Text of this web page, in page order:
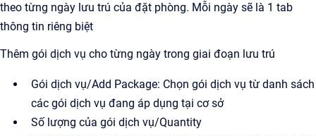
theo từng ngày lưu trú của đặt phòng. Mỗi ngày sẽ là 1 tab
thông tin riêng biệt
Thêm gói dịch vụ cho từng ngày trong giai đoạn lưu trú
Gói dịch vụ/Add Package: Chọn gói dịch vụ từ danh sách
các gói dịch vụ đang áp dụng tại cơ sở
Số lượng của gói dịch vụ/Quantity